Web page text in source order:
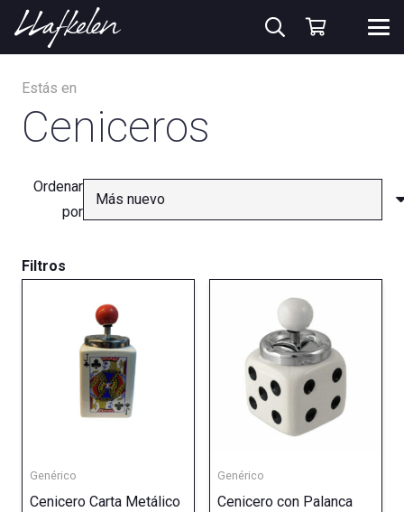
Estás en
Ceniceros
Ordenar
por
Filtros
Genérico
Cenicero Carta Metálico
Genérico
Cenicero con Palanca